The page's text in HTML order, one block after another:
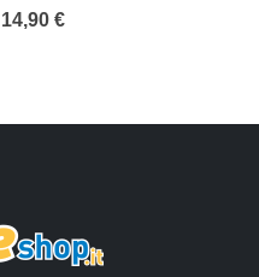
0 out of 5
14,90 €